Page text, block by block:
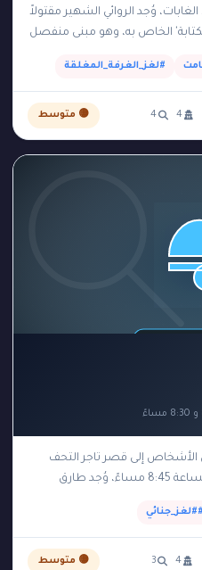
وُجد الروائي الشهير مقتولاً
الخاص به، وهو مبنى منفصل
#لغز_الغرفة_المغلقة
4
4 🟡 متوسط
الأشخاص إلى قصر تاجر التحف
غريب الأطوار 'طارق بيه'. في تمام الساعة 8:45 مساءً، وُجد طارق
##لغز_جنائي
4
3 🟡 متوسط